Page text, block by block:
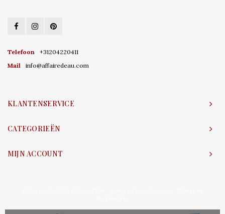
Telefoon
+31204220411
Mail
info@affairedeau.com
KLANTENSERVICE
CATEGORIEËN
MIJN ACCOUNT